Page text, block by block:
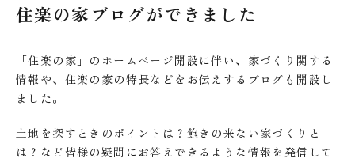
住楽の家ブログができました
「住楽の家」のホームページ開設に伴い、家づくり関する
情報や、住楽の家の特長などをお伝えするブログも開設し
ました。
土地を探すときのポイントは？飽きの来ない家づくりと
は？など皆様の疑問にお答えできるような情報を発信して